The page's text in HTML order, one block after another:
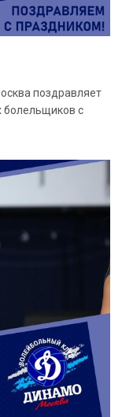
поздравляет
болельщиков с